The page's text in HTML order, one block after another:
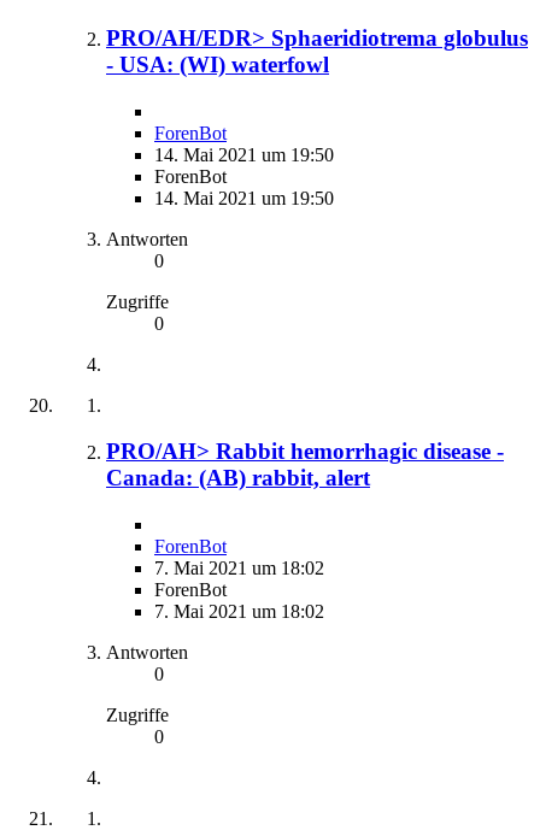
PRO/AH/EDR> Sphaeridiotrema globulus
- USA: (WI) waterfowl
ForenBot
14. Mai 2021 um 19:50
ForenBot
14. Mai 2021 um 19:50
Antworten
0
Zugriffe
0
PRO/AH> Rabbit hemorrhagic disease -
Canada: (AB) rabbit, alert
ForenBot
7. Mai 2021 um 18:02
ForenBot
7. Mai 2021 um 18:02
Antworten
0
Zugriffe
0